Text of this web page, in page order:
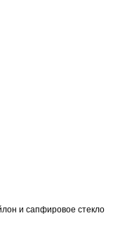
и сапфировое стекло